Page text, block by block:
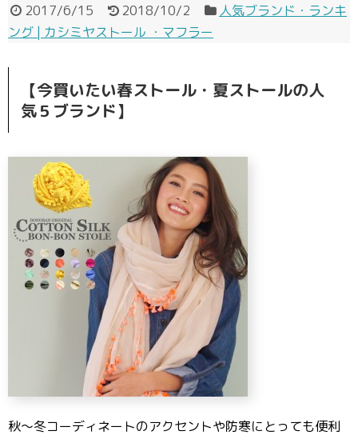
2017/6/15 2018/10/2
人気ブランド・ランキ
ング | カシミヤストール ・マフラー
【今買いたい春ストール・夏ストールの人
気５ブランド】
秋〜冬コーディネートのアクセントや防寒にとっても便利